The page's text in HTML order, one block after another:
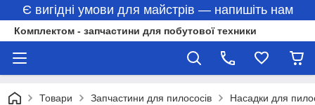
Є вигідні умови для майстрів — напишіть нам
Комплектом - запчастини для побутової техники
Товари Запчастини для пилососів Насадки для